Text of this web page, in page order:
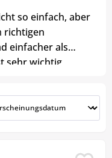
so einfach, aber
richtigen
einfacher als
sehr wichtig,
Geruch bildet.
Shisha einen
Wasserpfeifen